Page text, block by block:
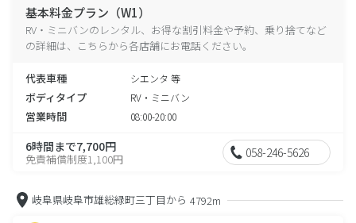
基本料金プラン（W1）
RV・ミニバンのレンタル、お得な割引料金や予約、乗り捨てなど
の詳細は、こちらから各店舗にお電話ください。
代表車種 シエンタ 等
ボディタイプ RV・ミニバン
営業時間 08:00-20:00
6時間まで7,700円
免責補償制度1,100円 058-246-5626
岐阜県岐阜市雄総緑町三丁目から 4792m